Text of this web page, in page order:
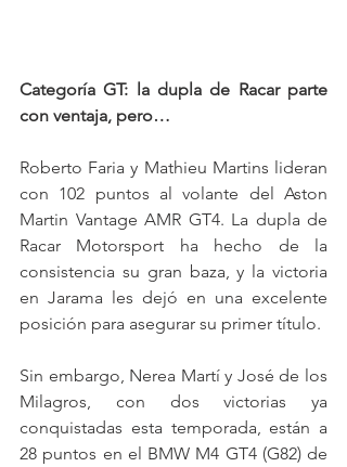
Categoría GT: la dupla de Racar parte
con ventaja, pero…
Roberto Faria y Mathieu Martins lideran
con 102 puntos al volante del Aston
Martin Vantage AMR GT4. La dupla de
Racar Motorsport ha hecho de la
consistencia su gran baza, y la victoria
en Jarama les dejó en una excelente
posición para asegurar su primer título.
Sin embargo, Nerea Martí y José de los
Milagros, con dos victorias ya
conquistadas esta temporada, están a
28 puntos en el BMW M4 GT4 (G82) de